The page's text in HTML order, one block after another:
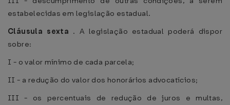
estabelecidas em legislação estadual.
Cláusula sexta . A legislação estadual poderá dispor
sobre:
I - o valor mínimo de cada parcela;
II - a redução do valor dos honorários advocatícios;
III - os percentuais de redução de juros e multas,